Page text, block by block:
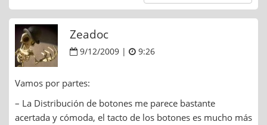
Zeadoc
9/12/2009 | 9:26
Vamos por partes:
– La Distribución de botones me parece bastante
acertada y cómoda, el tacto de los botones es mucho más